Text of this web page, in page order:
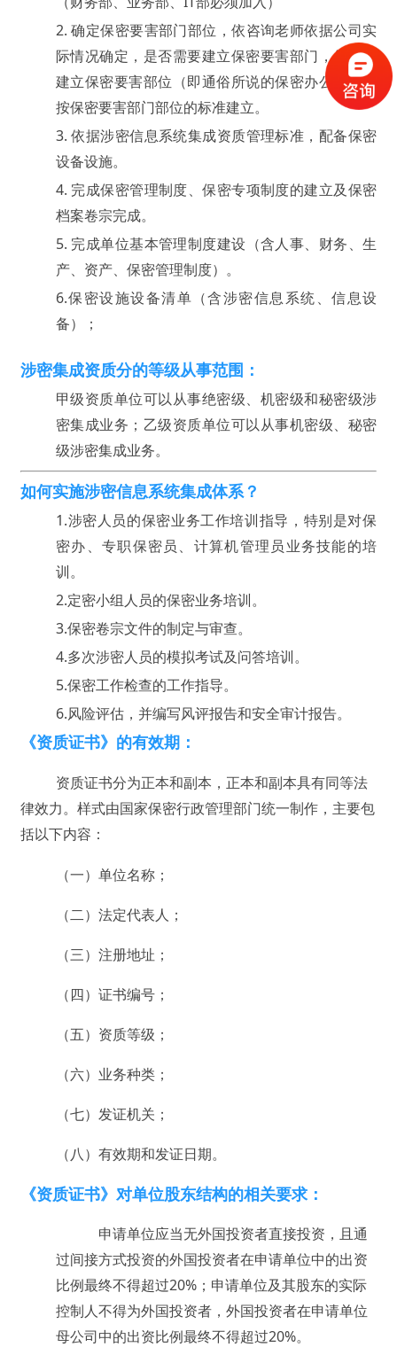
2.确定保密要害部门部位，依咨询老师依据公司实
际情况确定，是否需要建立保密要害部门，但必须
建立保密要害部位（即通俗所说的保密办公室），
按保密要害部门部位的标准建立。
3.依据涉密信息系统集成资质管理标准，配备保密
设备设施。
4. 完成保密管理制度、保密专项制度的建立及保密
档案卷宗完成。
5. 完成单位基本管理制度建设（含人事、财务、生
产、资产、保密管理制度）。
6.保密设施设备清单（含涉密信息系统、信息设
备）；
涉密集成资质分的等级从事范围：
甲级资质单位可以从事绝密级、机密级和秘密级涉
密集成业务；乙级资质单位可以从事机密级、秘密
级涉密集成业务。
如何实施涉密信息系统集成体系？
1.涉密人员的保密业务工作培训指导，特别是对保
密办、专职保密员、计算机管理员业务技能的培
训。
2.定密小组人员的保密业务培训。
3.保密卷宗文件的制定与审查。
4.多次涉密人员的模拟考试及问答培训。
5.保密工作检查的工作指导。
6.风险评估，并编写风评报告和安全审计报告。
《资质证书》的有效期：
资质证书分为正本和副本，正本和副本具有同等法
律效力。样式由国家保密行政管理部门统一制作，主要包
括以下内容：
（一）单位名称；
（二）法定代表人；
（三）注册地址；
（四）证书编号；
（五）资质等级；
（六）业务种类；
（七）发证机关；
（八）有效期和发证日期。
《资质证书》对单位股东结构的相关要求：
申请单位应当无外国投资者直接投资，且通
过间接方式投资的外国投资者在申请单位中的出资
比例最终不得超过20%；申请单位及其股东的实际
控制人不得为外国投资者，外国投资者在申请单位
母公司中的出资比例最终不得超过20%。